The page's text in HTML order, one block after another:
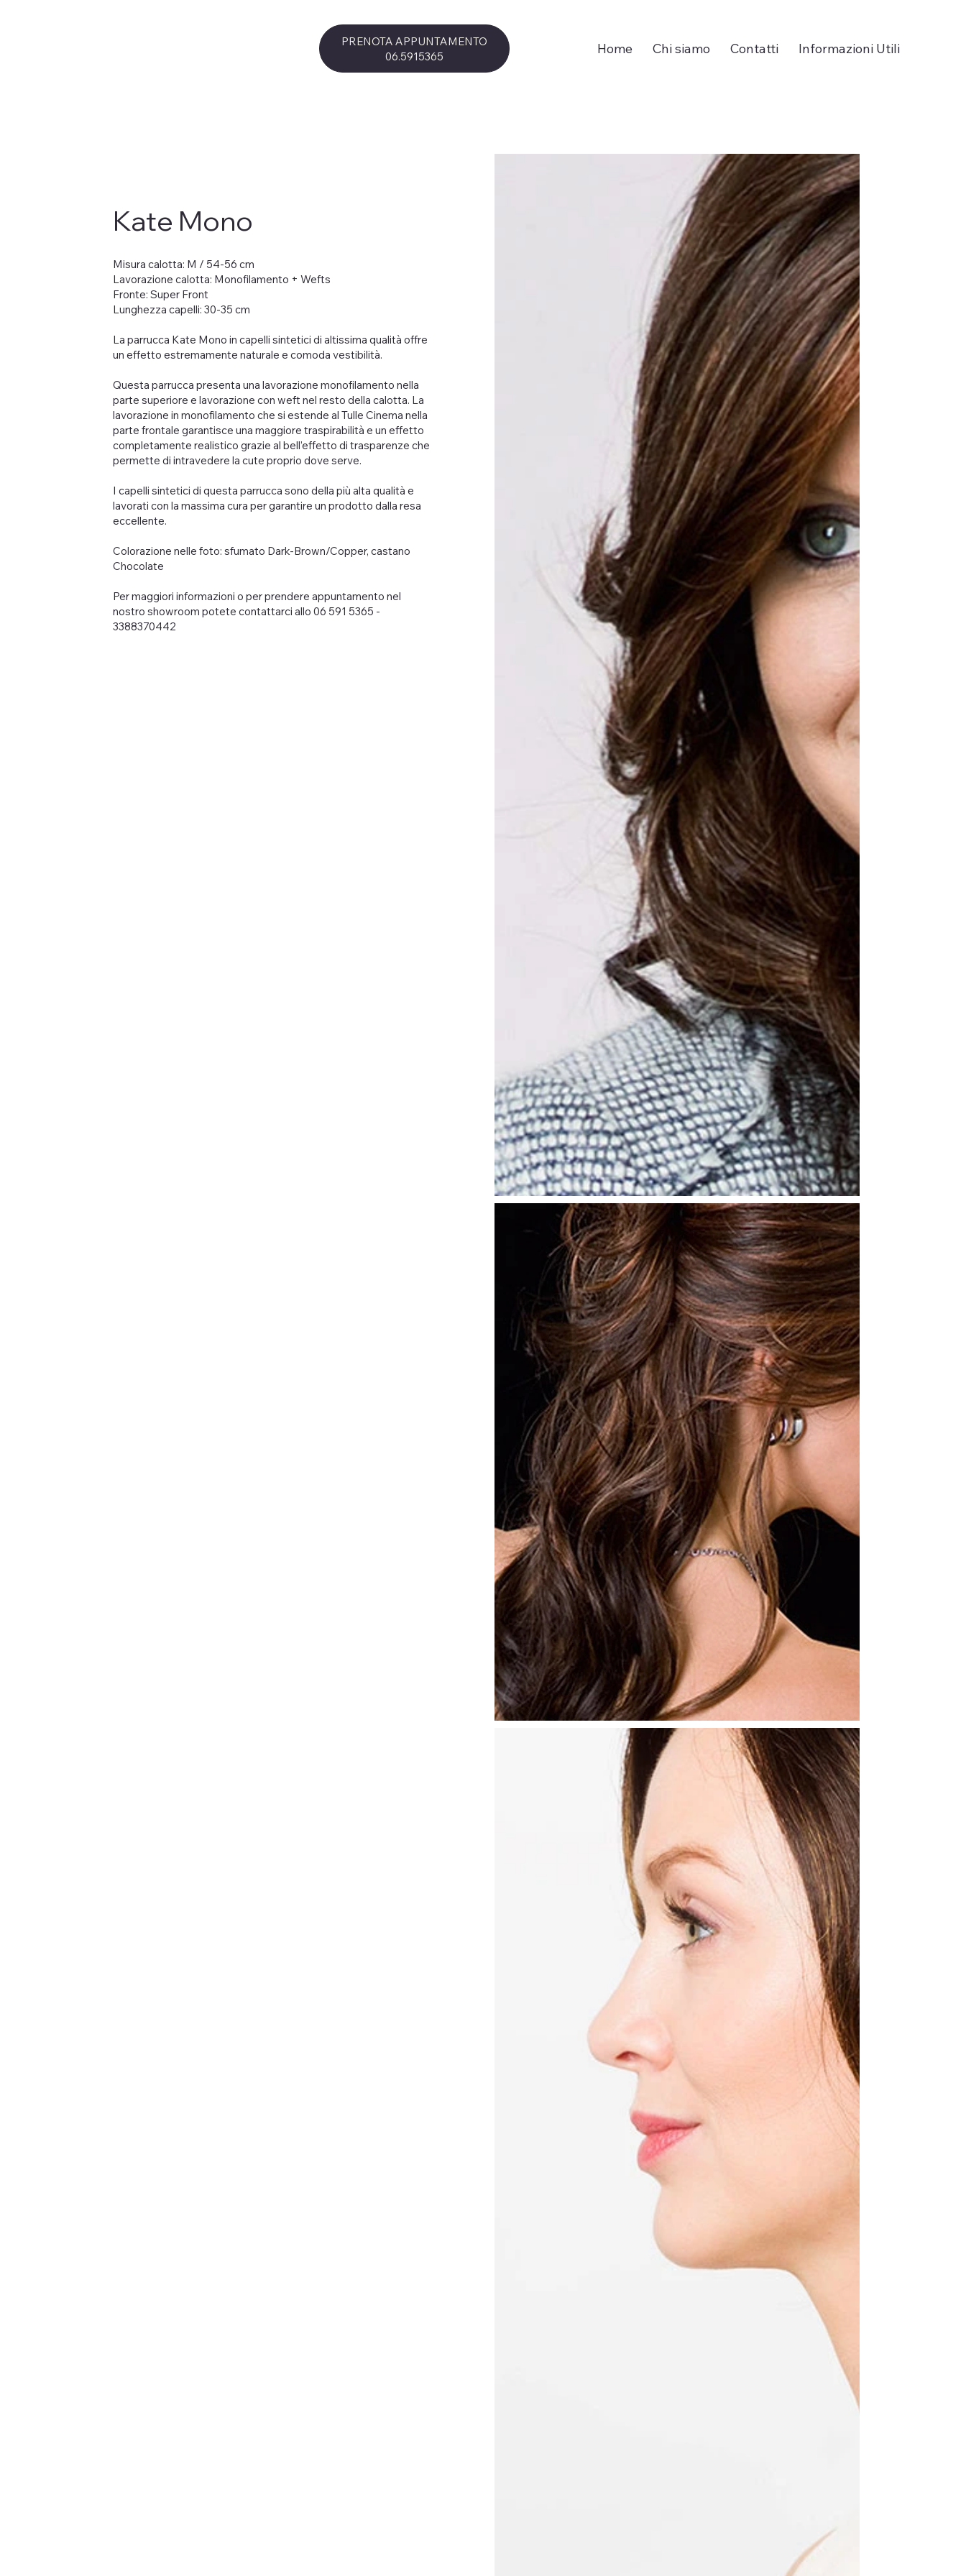
PRENOTA APPUNTAMENTO
06.5915365
Home Chi siamo Contatti Informazioni Utili
Kate Mono
Misura calotta: M / 54-56 cm
Lavorazione calotta: Monofilamento + Wefts
Fronte: Super Front
Lunghezza capelli: 30-35 cm
La parrucca Kate Mono in capelli sintetici di altissima qualità offre
un effetto estremamente naturale e comoda vestibilità.
Questa parrucca presenta una lavorazione monofilamento nella
parte superiore e lavorazione con weft nel resto della calotta. La
lavorazione in monofilamento che si estende al Tulle Cinema nella
parte frontale garantisce una maggiore traspirabilità e un effetto
completamente realistico grazie al bell’effetto di trasparenze che
permette di intravedere la cute proprio dove serve.
I capelli sintetici di questa parrucca sono della più alta qualità e
lavorati con la massima cura per garantire un prodotto dalla resa
eccellente.
Colorazione nelle foto: sfumato Dark-Brown/Copper, castano
Chocolate
Per maggiori informazioni o per prendere appuntamento nel
nostro showroom potete contattarci allo 06 591 5365 -
3388370442